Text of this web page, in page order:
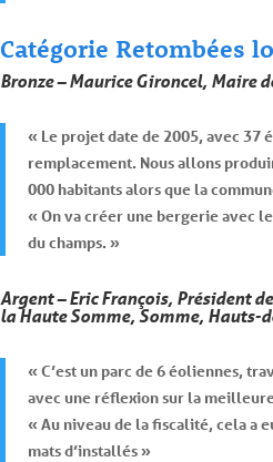
Catégorie Retombées
Bronze – Maurice Gironcel, Maire
« Le projet date de 2005, avec 37
remplacement. Nous allons
000 habitants alors que la
« On va créer une bergerie avec
du champs. »
Argent – Eric François, Président
la Haute Somme, Somme, Hauts-
« C’est un parc de 6 éoliennes,
avec une réflexion sur la
« Au niveau de la fiscalité, cela a
mats d’installés »